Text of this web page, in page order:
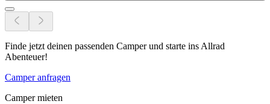
Finde jetzt deinen passenden Camper und starte ins Allrad
Abenteuer!
Camper anfragen
Camper mieten